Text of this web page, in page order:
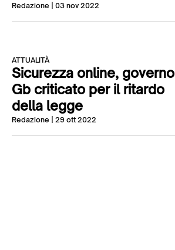
Redazione | 03 nov 2022
ATTUALITÀ
Sicurezza online, governo
Gb criticato per il ritardo
della legge
Redazione | 29 ott 2022